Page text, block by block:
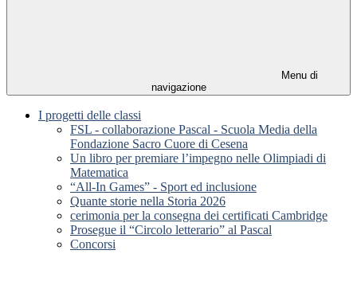
Menu di
navigazione
I progetti delle classi
FSL - collaborazione Pascal - Scuola Media della
Fondazione Sacro Cuore di Cesena
Un libro per premiare l’impegno nelle Olimpiadi di
Matematica
“All-In Games” - Sport ed inclusione
Quante storie nella Storia 2026
cerimonia per la consegna dei certificati Cambridge
Prosegue il “Circolo letterario” al Pascal
Concorsi